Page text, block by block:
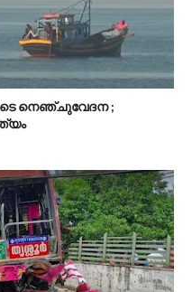
നെഞ്ചുവേദന ;